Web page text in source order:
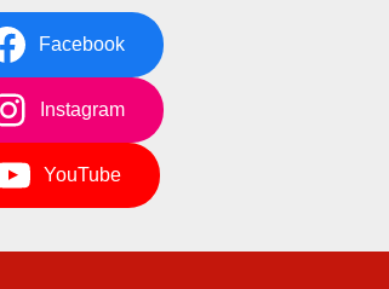
Facebook
Instagram
YouTube